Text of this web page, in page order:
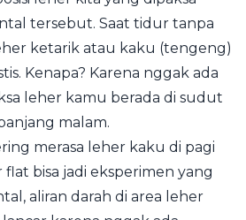
tersebut. Saat tidur tanpa
ketarik atau kaku (tengeng)
Kenapa? Karena nggak ada
leher kamu berada di sudut
malam.
merasa leher kaku di pagi
bisa jadi eksperimen yang
aliran darah di area leher